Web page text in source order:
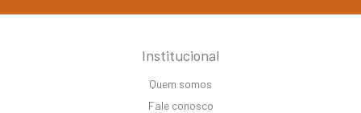
Institucional
Quem somos
Fale conosco